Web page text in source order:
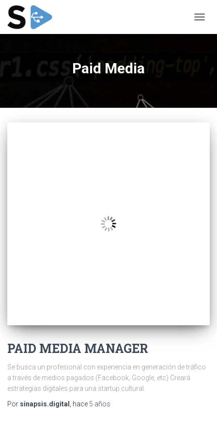
MODO
Paid Media
PAID MEDIA MANAGER
Se busca un profesional con experiencia en generación de tráfico
a través de medios pagados (Facebook, Google, etc) Creará
estrategias digitales para una startup cultural.
Por sinapsis.digital , hace 5 años